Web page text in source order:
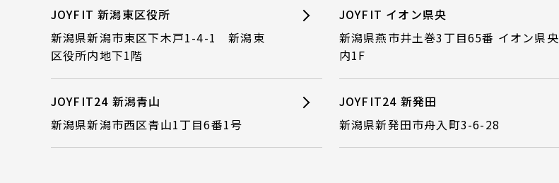
JOYFIT 新潟東区役所
新潟県新潟市東区下木戸1-4-1 新潟東
区役所内地下1階
JOYFIT イオン県央
新潟県燕市井土巻3丁目65番 イオン県央
内1F
JOYFIT24 新潟青山
新潟県新潟市西区青山1丁目6番1号
JOYFIT24 新発田
新潟県新発田市舟入町3-6-28